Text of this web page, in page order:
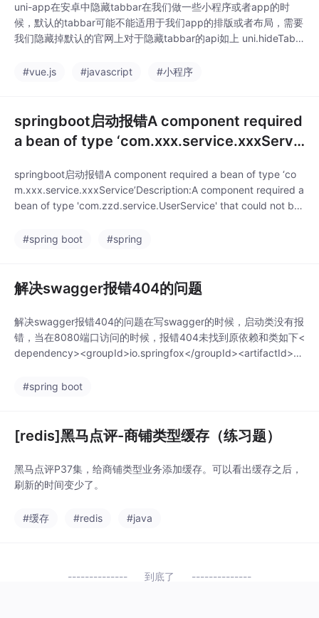
uni-app在安卓中隐藏tabbar在我们做一些小程序或者app的时
候，默认的tabbar可能不能适用于我们app的排版或者布局，需要
我们隐藏掉默认的官网上对于隐藏tabbar的api如上 uni.hideTabB
中可以隐藏，但是在app中还是无法实现隐藏。app中如果想实现
#vue.js #javascript #小程序
springboot启动报错A component required
a bean of type ‘com.xxx.service.xxxServi
springboot启动报错A component required a bean of type ‘co
m.xxx.service.xxxService’Description:A component required a
bean of type 'com.zzd.service.UserService' that could not be
#spring boot
#spring
解决swagger报错404的问题
解决swagger报错404的问题在写swagger的时候，启动类没有报
错，当在8080端口访问的时候，报错404未找到原依赖和类如下<
dependency><groupId>io.springfox</groupId><artifactId>sp
#spring boot
[redis]黑马点评-商铺类型缓存（练习题）
黑马点评P37集，给商铺类型业务添加缓存。可以看出缓存之后，
刷新的时间变少了。
#缓存 #redis #java
到底了